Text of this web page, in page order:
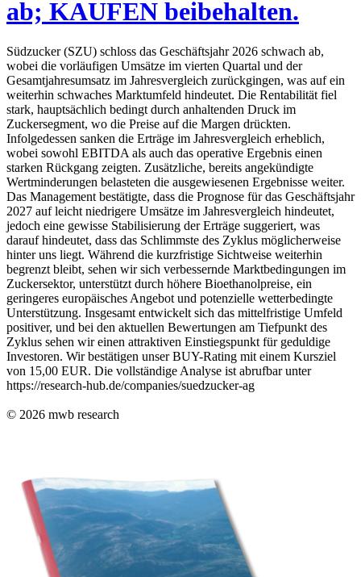
ab; KAUFEN beibehalten.
Südzucker (SZU) schloss das Geschäftsjahr 2026 schwach ab,
wobei die vorläufigen Umsätze im vierten Quartal und der
Gesamtjahresumsatz im Jahresvergleich zurückgingen, was auf ein
weiterhin schwaches Marktumfeld hindeutet. Die Rentabilität fiel
stark, hauptsächlich bedingt durch anhaltenden Druck im
Zuckersegment, wo die Preise auf die Margen drückten.
Infolgedessen sanken die Erträge im Jahresvergleich erheblich,
wobei sowohl EBITDA als auch das operative Ergebnis einen
starken Rückgang zeigten. Zusätzliche, bereits angekündigte
Wertminderungen belasteten die ausgewiesenen Ergebnisse weiter.
Das Management bestätigte, dass die Prognose für das Geschäftsjahr
2027 auf leicht niedrigere Umsätze im Jahresvergleich hindeutet,
jedoch eine gewisse Stabilisierung der Erträge suggeriert, was
darauf hindeutet, dass das Schlimmste des Zyklus möglicherweise
hinter uns liegt. Während die kurzfristige Sichtweise weiterhin
begrenzt bleibt, sehen wir sich verbessernde Marktbedingungen im
Zuckersektor, unterstützt durch höhere Bioethanolpreise, ein
geringeres europäisches Angebot und potenzielle wetterbedingte
Unterstützung. Insgesamt entwickelt sich das mittelfristige Umfeld
positiver, und bei den aktuellen Bewertungen am Tiefpunkt des
Zyklus sehen wir einen attraktiven Einstiegspunkt für geduldige
Investoren. Wir bestätigen unser BUY-Rating mit einem Kursziel
von 15,00 EUR. Die vollständige Analyse ist abrufbar unter
https://research-hub.de/companies/suedzucker-ag
© 2026 mwb research